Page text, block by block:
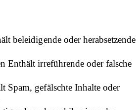
beleidigende oder herabsetzende
Enthält irreführende oder falsche
Spam, gefälschte Inhalte oder